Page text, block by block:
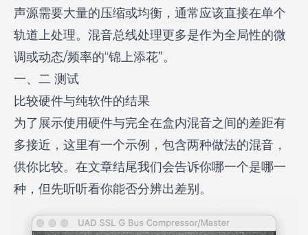
声源需要大量的压缩或均衡，通常应该直接在单个
轨道上处理。混音总线处理更多是作为全局性的微
调或动态/频率的“锦上添花”。
一、二 测试
比较硬件与纯软件的结果
为了展示使用硬件与完全在盒内混音之间的差距有
多接近，这里有一个示例，包含两种做法的混音，
供你比较。在文章结尾我们会告诉你哪一个是哪一
种，但先听听看你能否分辨出差别。